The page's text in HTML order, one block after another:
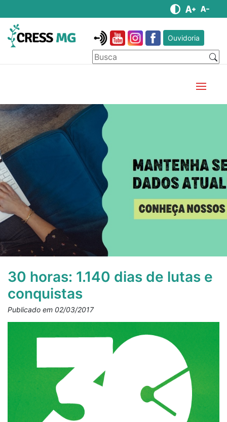
Ouvidoria
30 horas: 1.140 dias de lutas e
conquistas
Publicado em 02/03/2017